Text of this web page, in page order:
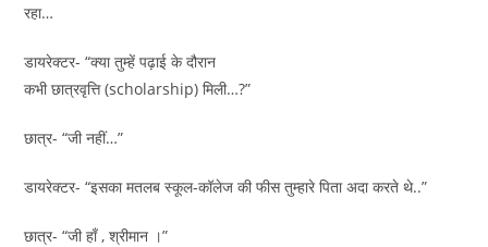
रहा…
डायरेक्टर- “क्या तुम्हें पढ़ाई के दौरान
कभी छात्रवृत्ति (scholarship) मिली…?”
छात्र- “जी नहीं…”
डायरेक्टर- “इसका मतलब स्कूल-कॉलेज की फीस तुम्हारे पिता अदा करते थे..”
छात्र- “जी हाँ , श्रीमान ।”